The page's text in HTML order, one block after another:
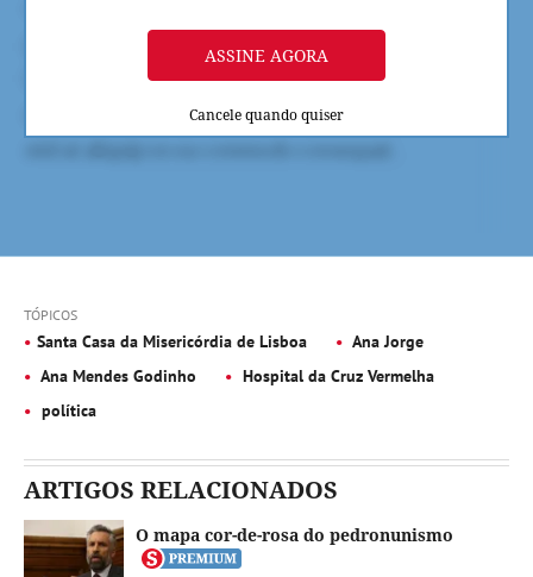
ASSINE AGORA
Cancele quando quiser
TÓPICOS
Santa Casa da Misericórdia de Lisboa
Ana Jorge
Ana Mendes Godinho
Hospital da Cruz Vermelha
política
ARTIGOS RELACIONADOS
O mapa cor-de-rosa do pedronunismo